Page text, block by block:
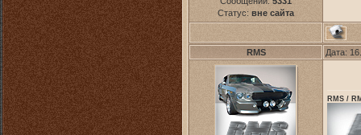
Статус: вне сайта
RMS Дата:
RMS /